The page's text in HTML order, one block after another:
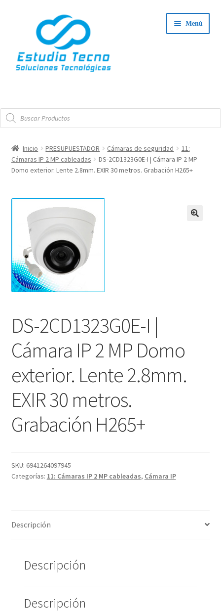
navegación
contenido
Menú
Tienda
menú
Servicio Técnico
Búsqueda
de
productos
Inicio PRESUPUESTADOR Cámaras de seguridad
11:
Cámaras IP 2 MP cableadas
DS-2CD1323G0E-I | Cámara IP 2 MP
Domo exterior. Lente 2.8mm. EXIR 30 metros. Grabación H265+
DS-2CD1323G0E-I |
Cámara IP 2 MP Domo
exterior. Lente 2.8mm.
EXIR 30 metros.
Grabación H265+
SKU: 6941264097945
Categorías: 11: Cámaras IP 2 MP cableadas, Cámara IP
Descripción
Descripción
Descripción